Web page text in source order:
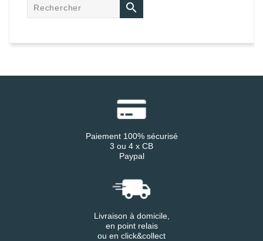

Paiement 100% sécurisé
3 ou 4 x CB
Paypal
Livraison à domicile,
en point relais
ou en click&collect